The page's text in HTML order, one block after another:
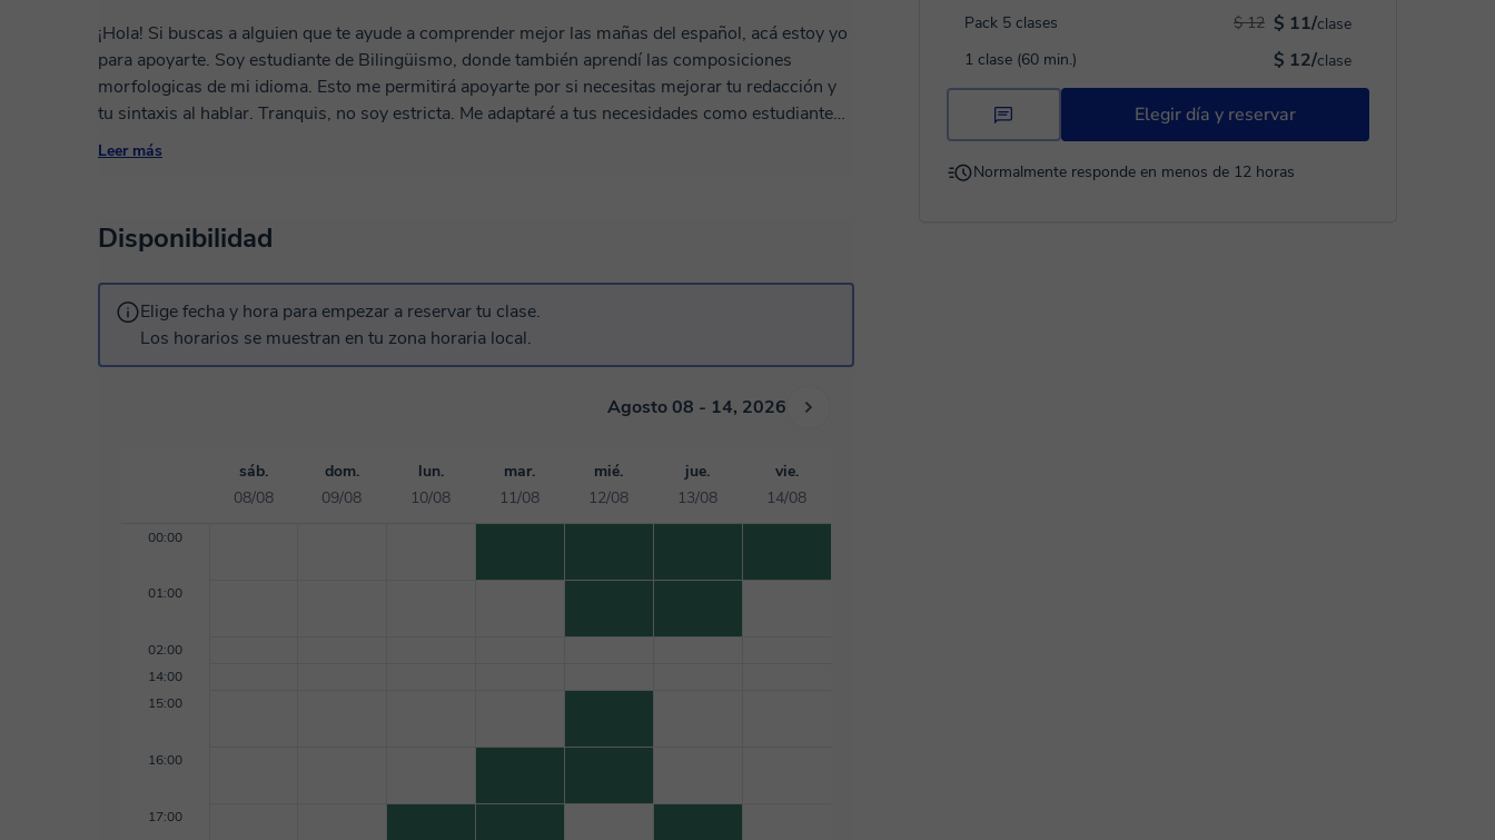
Pack 5 clases
$ 11/clase
$ 12
1 clase (60 min.)
$ 12/clase
Elegir día y reservar
Normalmente responde en menos de 12 horas
¡Hola! Si buscas a alguien que te ayude a comprender mejor las mañas del español, acá estoy yo
para apoyarte. Soy estudiante de Bilingüismo, donde también aprendí las composiciones
morfologicas de mi idioma. Esto me permitirá apoyarte por si necesitas mejorar tu redacción y
tu sintaxis al hablar. Tranquis, no soy estricta. Me adaptaré a tus necesidades como estudiante
para que te sientas cómoda (o) durante tu proceso de aprendizaje. Seré muy feliz si deseas ver
Leer más
Disponibilidad
Elige fecha y hora para empezar a reservar tu clase.
Los horarios se muestran en tu zona horaria local.
Agosto 08 - 14, 2026
sáb.
08/08
dom.
09/08
lun.
10/08
mar.
11/08
mié.
12/08
jue.
13/08
vie.
14/08
00:00
01:00
02:00
14:00
15:00
16:00
17:00